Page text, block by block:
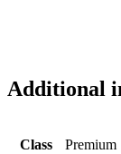
Additional
Class Premium